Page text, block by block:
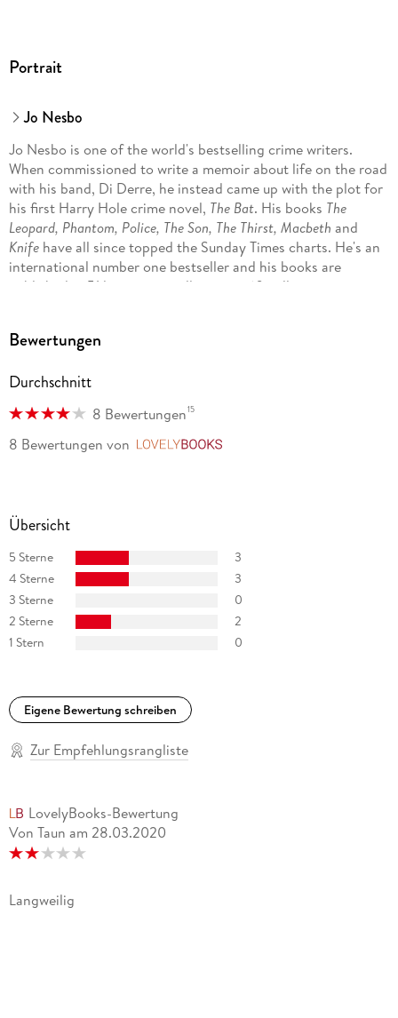
Portrait
Jo Nesbo
Jo Nesbo is one of the world's bestselling crime writers.
When commissioned to write a memoir about life on the road
with his band, Di Derre, he instead came up with the plot for
his first Harry Hole crime novel, The Bat. His books The
Leopard, Phantom, Police, The Son, The Thirst, Macbeth and
Knifehave all since topped the Sunday Times charts. He's an
international number one bestseller and his books are
published in 51 languages, selling over 60 million copies
Bewertungen
Durchschnitt
8 Bewertungen15
8 Bewertungen von
Übersicht
5 Sterne
3
4 Sterne
3
3 Sterne
0
2 Sterne
2
1 Stern
0
Eigene Bewertung schreiben
Zur Empfehlungsrangliste
LovelyBooks-Bewertung
Von Taun am 28.03.2020
Langweilig